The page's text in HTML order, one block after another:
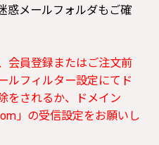
惑メールフォルダもご確
会員登録またはご注文前
ルフィルター設定にてド
をされるか、ドメイン
」の受信設定をお願いし